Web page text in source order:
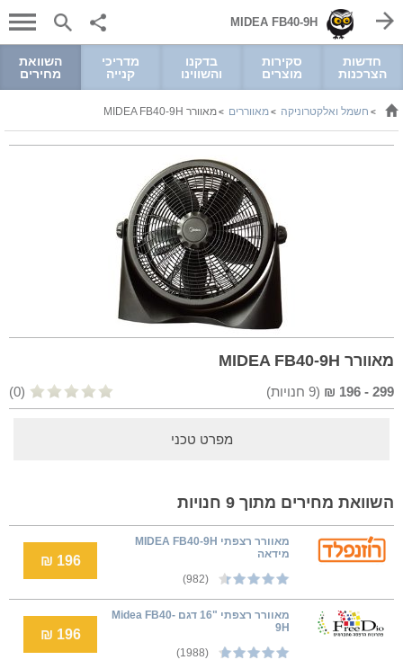
MIDEA FB40-9H
חדשות
הצרכנות
סקירות
מוצרים
בדקנו
והשווינו
מדריכי
קנייה
השוואת
מחירים
> חשמל ואלקטרוניקה >מאווררים >מאוורר MIDEA FB40-9H
מאוורר MIDEA FB40-9H
299
-
196
₪
(
9 חנויות) (0)
מפרט טכני
השוואת מחירים מתוך 9 חנויות
מאוורר רצפתי MIDEA FB40-9H
מידאה
(982)
196 ₪
מאוורר רצפתי "16 דגם Midea FB40-
9H
(1988)
196 ₪